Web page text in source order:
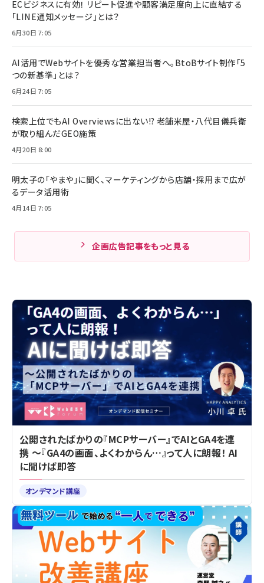
ECビジネスに有効！ リピート促進や顧客満足度向上に直結する
「LINE通知メッセージ」とは？
6月30日 7:05
AI活用でWebサイトを優秀な営業担当者へ。BtoBサイト制作「5
つの新基準」とは？
6月24日 7:05
検索上位でもAI Overviewsに出ない!? 老舗米屋・八代目儀兵衛
が取り組んだGEO施策
4月20日 8:00
明太子の「やまや」に聞く、マーケティングから店舗・採用まで広が
るデータ活用術
4月14日 7:05
企画広告記事をもっと見る
公開されたばかりの『MCPサーバー』でAIとGA4を連
携 ～『GA4の画面、よくわからん…』って人に朗報！ AI
に聞けば即答
オンデマンド講座